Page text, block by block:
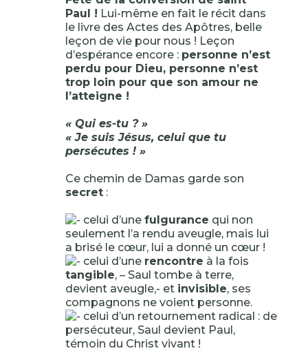
Paul ! Lui-même en fait le récit dans
le livre des Actes des Apôtres, belle
leçon de vie pour nous ! Leçon
d’espérance encore : personne n’est
perdu pour Dieu, personne n’est
trop loin pour que son amour ne
l’atteigne !
« Qui es-tu ? »
« Je suis Jésus, celui que tu
persécutes ! »
Ce chemin de Damas garde son
secret:
celui d’une fulgurance qui non
seulement l’a rendu aveugle, mais lui
a brisé le cœur, lui a donné un cœur !
celui d’une rencontre à la fois
tangible, – Saul tombe à terre,
devient aveugle,- et invisible, ses
compagnons ne voient personne.
celui d’un retournement radical : de
persécuteur, Saul devient Paul,
témoin du Christ vivant !